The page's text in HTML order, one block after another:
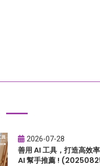
2026-07-28
善用 AI 工具，打造高效
AI 幫手推薦 !